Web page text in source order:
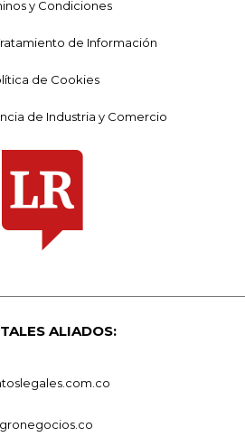
y Condiciones
de Información
de Cookies
de Industria y Comercio
ALIADOS: